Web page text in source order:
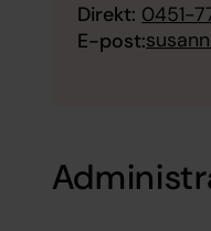
Direkt: 0451-
E-post: